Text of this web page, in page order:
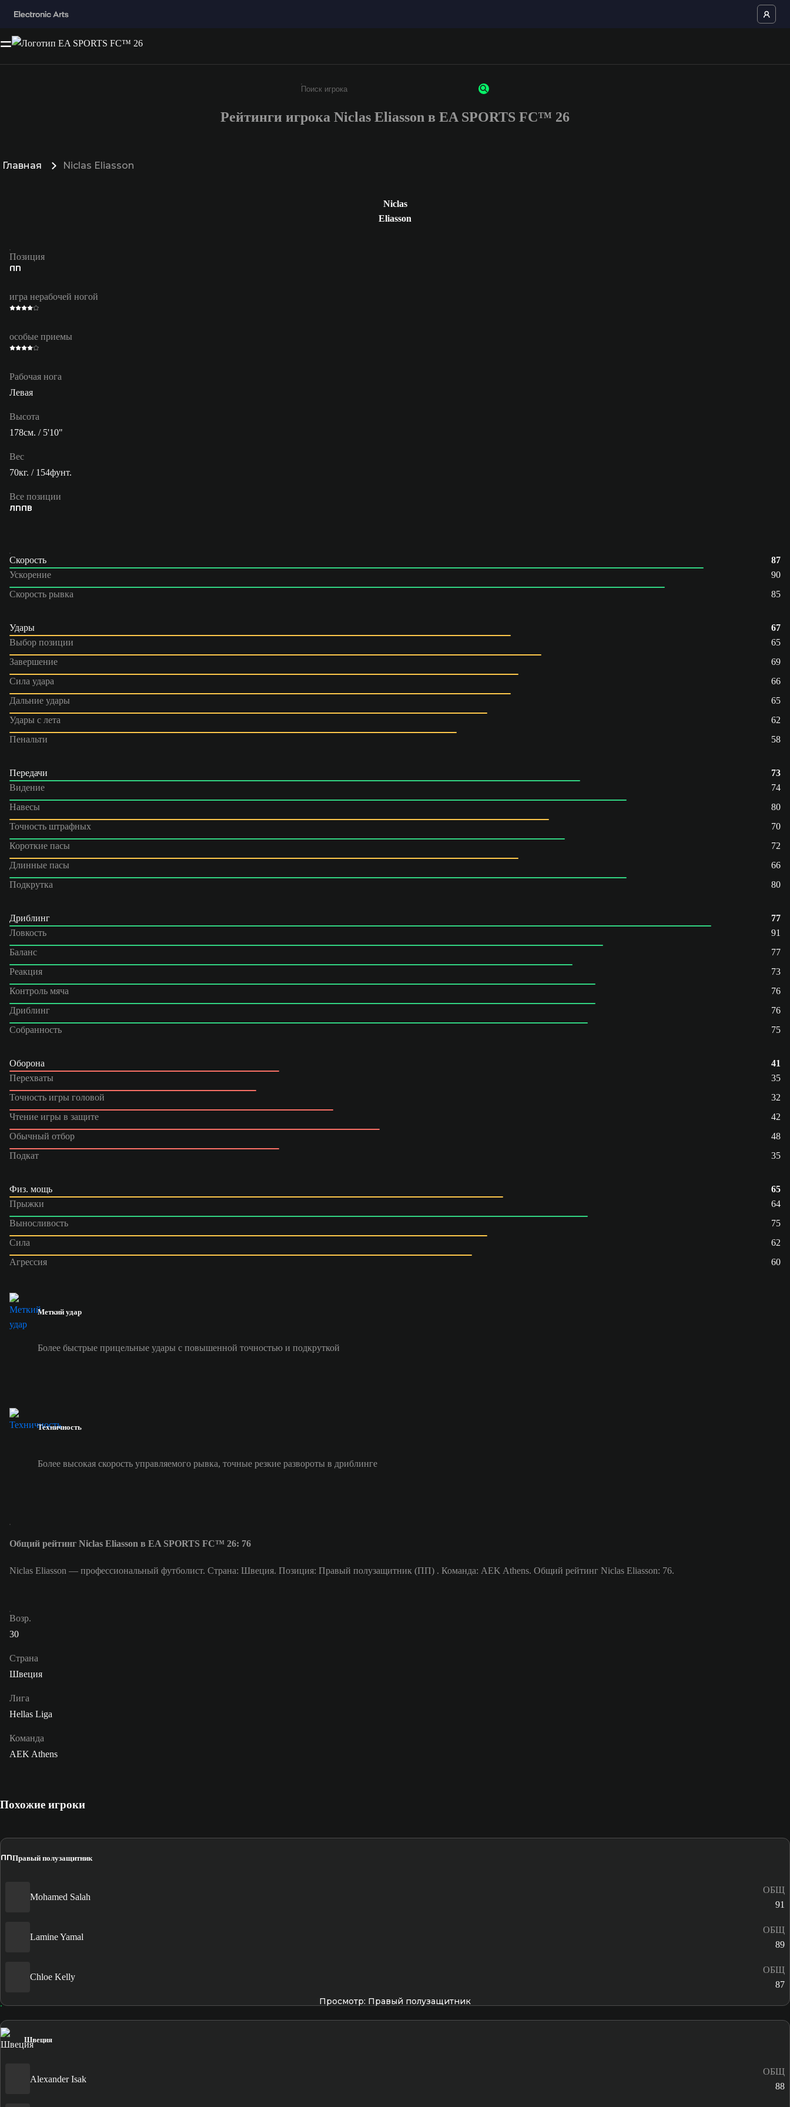
Введите не менее 3 символов или цифр
Рейтинги игрока Niclas Eliasson в EA SPORTS FC™ 26
Главная Niclas Eliasson
Niclas
Eliasson
Позиция
ПП
игра нерабочей ногой
особые приемы
Рабочая нога
Левая
Высота
178см. / 5'10"
Вес
70кг. / 154фунт.
Все позиции
ЛППВ
Скорость
87
Ускорение
90
Скорость рывка
85
Удары
67
Выбор позиции
65
Завершение
69
Сила удара
66
Дальние удары
65
Удары с лета
62
Пенальти
58
Передачи
73
Видение
74
Навесы
80
Точность штрафных
70
Короткие пасы
72
Длинные пасы
66
Подкрутка
80
Дриблинг
77
Ловкость
91
Баланс
77
Реакция
73
Контроль мяча
76
Дриблинг
76
Собранность
75
Оборона
41
Перехваты
35
Точность игры головой
32
Чтение игры в защите
42
Обычный отбор
48
Подкат
35
Физ. мощь
65
Прыжки
64
Выносливость
75
Сила
62
Агрессия
60
Меткий удар
Более быстрые прицельные удары с повышенной точностью и подкруткой
Техничность
Более высокая скорость управляемого рывка, точные резкие развороты в дриблинге
Общий рейтинг Niclas Eliasson в EA SPORTS FC™ 26: 76
Niclas Eliasson — профессиональный футболист. Страна: Швеция. Позиция: Правый полузащитник (ПП) . Команда: AEK Athens. Общий рейтинг Niclas Eliasson: 76.
Возр.
30
Страна
Швеция
Лига
Hellas Liga
Команда
AEK Athens
Похожие игроки
ПППравый полузащитник
Mohamed Salah
ОБЩ
91
Lamine Yamal
ОБЩ
89
Chloe Kelly
ОБЩ
87
Просмотр: Правый полузащитник
Швеция
Alexander Isak
ОБЩ
88